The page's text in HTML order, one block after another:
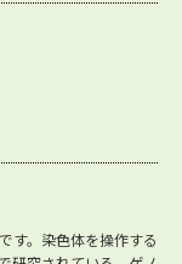
す。染色体を操作する